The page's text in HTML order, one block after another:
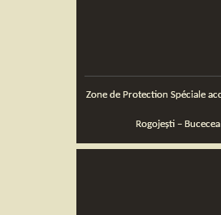
Zone de Protection Spéciale accumulations
Rogojeşti – Bucecea